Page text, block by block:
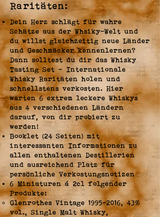
Raritäten:
Dein Herz schlägt für wahre
Schätze aus der Whsiky-Welt und
du willst gleichzeitig neue Länder
und Geschmäcker kennenlernen?
Dann solltest du dir das Whisky
Tasting Set - Internationale
Whisky Raritäten holen und
schnellstens verkosten. Hier
warten 6 extrem leckere Whiskys
aus 4 verschiedenen Ländern
darauf, von dir probiert zu
werden!
Booklet (24 Seiten) mit
interessanten Informationen zu
allen enthaltenen Destillerien
und ausreichend Platz für
persönliche Verkostungsnotizen
6 Miniaturen á 2cl folgender
Produkte:
Glenrothes Vintage 1995-2016, 43%
vol., Single Malt Whisky,